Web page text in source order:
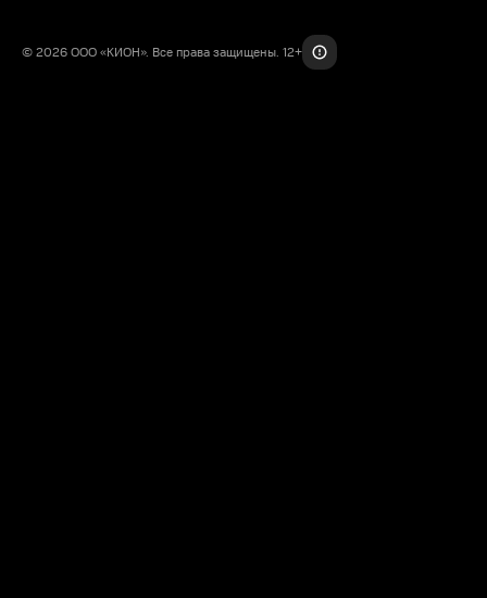
© 2026 ООО «КИОН». Все права защищены. 12+